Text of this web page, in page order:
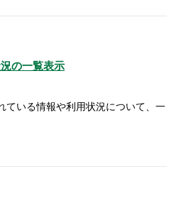
の一覧表示
ている情報や利用状況について、一